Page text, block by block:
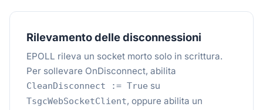
Rilevamento delle disconnessioni
EPOLL rileva un socket morto solo in scrittura.
Per sollevare OnDisconnect, abilita
CleanDisconnect := True su
TsgcWebSocketClient, oppure abilita un